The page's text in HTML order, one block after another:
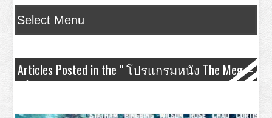
Articles Posted in the " โปรแกรมหนัง The Meg –
เม็ก โคตรหลามพันล้านปี " Category